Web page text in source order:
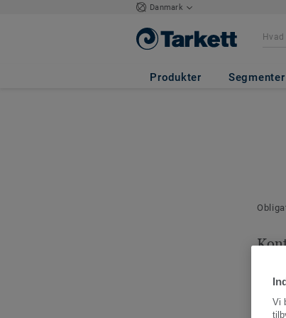
Danmark
Produkter Segmenter
Vi